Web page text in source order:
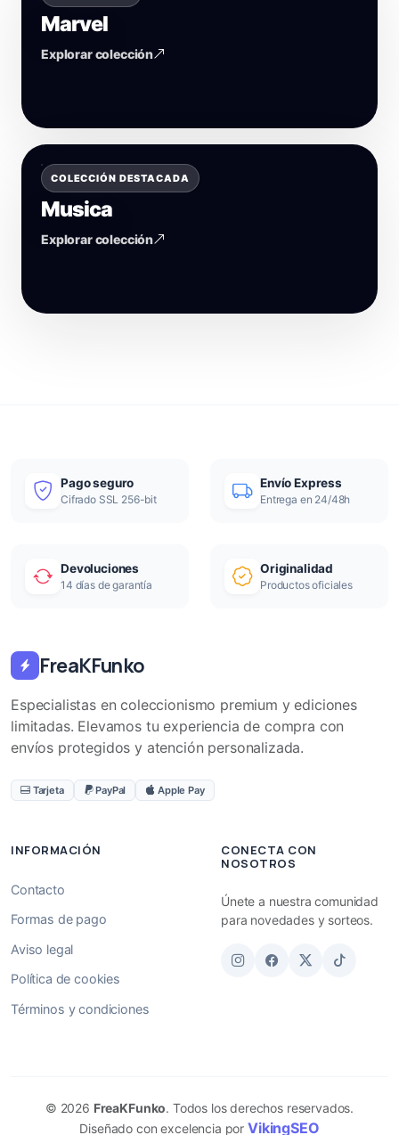
Marvel
Explorar colección
COLECCIÓN DESTACADA
Musica
Explorar colección
Pago seguro
Cifrado SSL 256-bit
Envío Express
Entrega en 24/48h
Devoluciones
14 días de garantía
Originalidad
Productos oficiales
FreaKFunko
Especialistas en coleccionismo premium y ediciones
limitadas. Elevamos tu experiencia de compra con
envíos protegidos y atención personalizada.
Tarjeta PayPal Apple Pay
INFORMACIÓN
Contacto
Formas de pago
Aviso legal
Política de cookies
Términos y condiciones
CONECTA CON
NOSOTROS
Únete a nuestra comunidad
para novedades y sorteos.
© 2026 FreaKFunko. Todos los derechos reservados.
Diseñado con excelencia por VikingSEO